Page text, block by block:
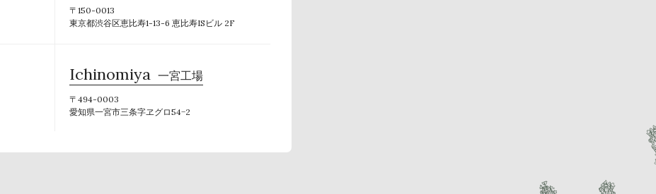
〒150-0013
東京都渋谷区恵比寿1-13-6 恵比寿ISビル 2F
Ichinomiya 一宮工場
〒494-0003
愛知県一宮市三条字ヱグロ54−2